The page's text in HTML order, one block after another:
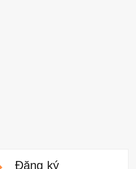
Đăng ký